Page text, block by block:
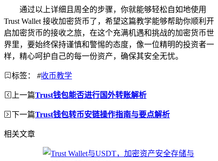
通过以上详细且周全的步骤，你就能够轻松自如地使用
Trust Wallet 接收加密货币了，希望这篇教学能够帮助你顺利开
启加密货币的接收之旅，在这个充满机遇和挑战的加密货币世
界里，要始终保持谨慎和警惕的态度，像一位精明的投资者一
样，精心呵护自己的每一份资产，确保其安全无忧。
标签： #收币教学
上一篇Trust钱包能否进行国外转账解析
下一篇Trust钱包转币安链操作指南与要点解析
相关文章